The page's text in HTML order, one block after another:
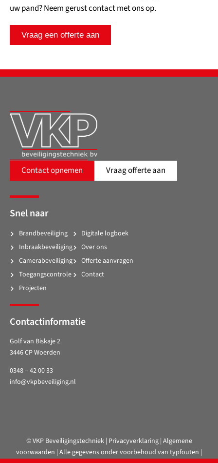
uw pand? Neem gerust contact met ons op.
Vraag een offerte aan
Contact opnemen Vraag offerte aan
Snel naar
Brandbeveiliging
Inbraakbeveiliging
Camerabeveiliging
Toegangscontrole
Projecten
Digitale logboek
Over ons
Offerte aanvragen
Contact
Contactinformatie
Golf van Biskaje 2
3446 CP Woerden
0348 – 42 00 33
info@vkpbeveiliging.nl
© VKP Beveiligingstechniek | Privacyverklaring| Algemene
voorwaarden | Alle gegevens onder voorbehoud van typfouten |